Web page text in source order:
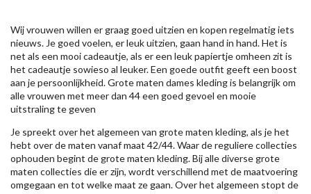
Wij vrouwen willen er graag goed uitzien en kopen regelmatig iets
nieuws. Je goed voelen, er leuk uitzien, gaan hand in hand. Het is
net als een mooi cadeautje, als er een leuk papiertje omheen zit is
het cadeautje sowieso al leuker. Een goede outfit geeft een boost
aan je persoonlijkheid. Grote maten dames kleding is belangrijk om
alle vrouwen met meer dan 44 een goed gevoel en mooie
uitstraling te geven
Je spreekt over het algemeen van grote maten kleding, als je het
hebt over de maten vanaf maat 42/44. Waar de reguliere collecties
ophouden begint de grote maten kleding. Bij alle diverse grote
maten collecties die er zijn, wordt verschillend met de maatvoering
omgegaan en tot welke maat ze gaan. Over het algemeen stopt de